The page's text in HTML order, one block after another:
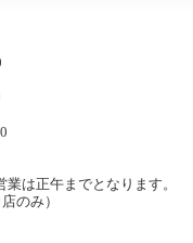
は正午までとなります。
のみ）